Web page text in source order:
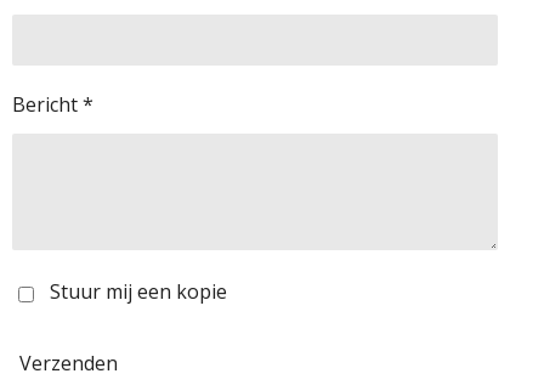
Bericht *
Stuur mij een kopie
Verzenden